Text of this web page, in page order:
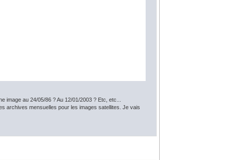
au 24/05/86 ? Au 12/01/2003 ? Etc, etc...
archives mensuelles pour les images satellites. Je vais